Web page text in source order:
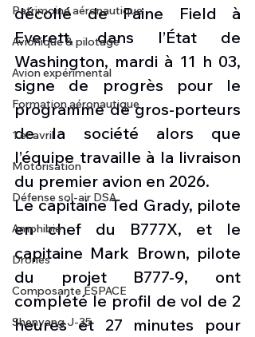
Patrimoine aéronautique
Avionique & pilotage
Avion expérimental
Formation aéronautique
1 er avril
Motorisation
Défense sol-air DSA
Amphibie
Drones
Composante ESPACE
Shenyang J-35
décollé de Paine Field à
Everett, dans l’État de
Washington, mardi à 11 h 03,
signe de progrès pour le
programme de gros-porteurs
de la société alors que
l’équipe travaille à la livraison
du premier avion en 2026.
Le capitaine Ted Grady, pilote
en chef du B777X, et le
capitaine Mark Brown, pilote
du projet B777-9, ont
complété le profil de vol de 2
heures et 27 minutes pour